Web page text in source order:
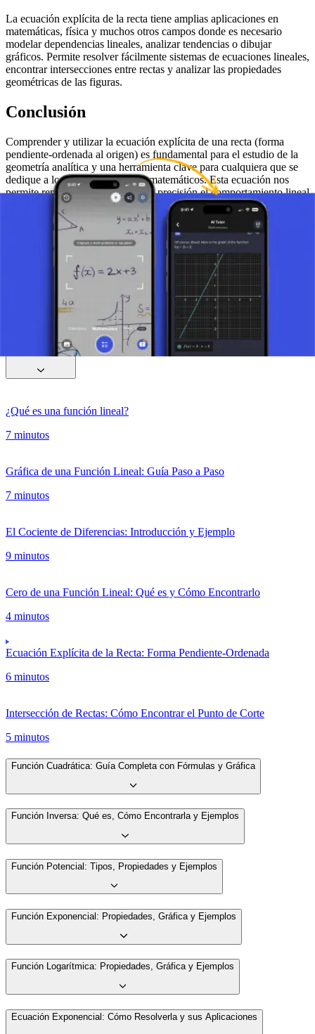
La ecuación explícita de la recta tiene amplias aplicaciones en
matemáticas, física y muchos otros campos donde es necesario
modelar dependencias lineales, analizar tendencias o dibujar
gráficos. Permite resolver fácilmente sistemas de ecuaciones lineales,
encontrar intersecciones entre rectas y analizar las propiedades
geométricas de las figuras.
Conclusión
Comprender y utilizar la ecuación explícita de una recta (forma
pendiente-ordenada al origen) es fundamental para el estudio de la
geometría analítica y una herramienta clave para cualquiera que se
dedique a los cálculos y análisis matemáticos. Esta ecuación nos
permite representar y analizar con precisión el comportamiento lineal
en un espacio bidimensional, lo cual es esencial para comprender
conceptos matemáticos más complejos.
Haz una foto de tu tarea y utiliza el tutor de IA.
Funciones Matemáticas
Función Lineal
¿Qué es una función lineal?
7 minutos
Gráfica de una Función Lineal: Guía Paso a Paso
7 minutos
El Cociente de Diferencias: Introducción y Ejemplo
9 minutos
Cero de una Función Lineal: Qué es y Cómo Encontrarlo
4 minutos
Ecuación Explícita de la Recta: Forma Pendiente-Ordenada
6 minutos
Intersección de Rectas: Cómo Encontrar el Punto de Corte
5 minutos
Función Cuadrática: Guía Completa con Fórmulas y Gráfica
Función Inversa: Qué es, Cómo Encontrarla y Ejemplos
Función Potencial: Tipos, Propiedades y Ejemplos
Función Exponencial: Propiedades, Gráfica y Ejemplos
Función Logarítmica: Propiedades, Gráfica y Ejemplos
Ecuación Exponencial: Cómo Resolverla y sus Aplicaciones